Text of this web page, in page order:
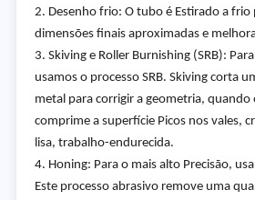
2. Desenho frio: O tubo é Estirado a frio
dimensões finais aproximadas e
3. Skiving e Roller Burnishing (SRB):
usamos o processo SRB. Skiving corta
metal para corrigir a geometria, quando
comprime a superfície Picos nos vales,
lisa, trabalho-endurecida.
4. Honing: Para o mais alto Precisão,
Este processo abrasivo remove uma